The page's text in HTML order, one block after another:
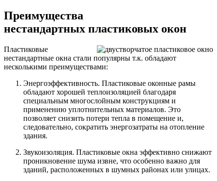
Преимущества
нестандартных пластиковых окон
Пластиковые
нестандартные окна стали популярны т.к. обладают
несколькими преимуществами:
Энергоэффективность. Пластиковые оконные рамы
обладают хорошей теплоизоляцией благодаря
специальным многослойным конструкциям и
применению уплотнительных материалов. Это
позволяет снизить потери тепла в помещение и,
следовательно, сократить энергозатраты на отопление
здания.
Звукоизоляция. Пластиковые окна эффективно снижают
проникновение шума извне, что особенно важно для
зданий, расположенных в шумных районах или улицах.